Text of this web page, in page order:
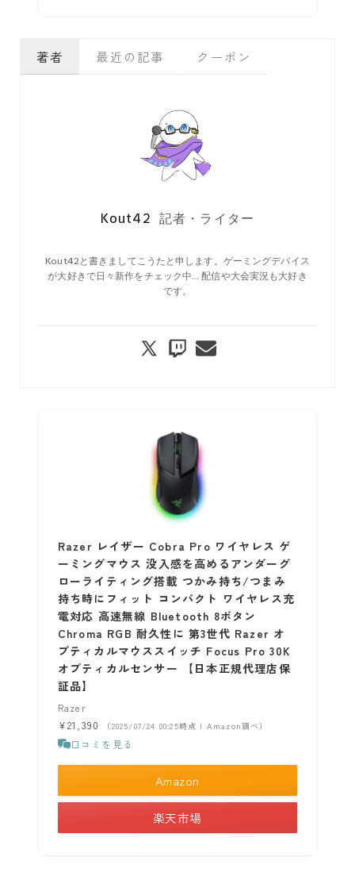
著者 最近の記事 クーポン
Kout42 記者・ライター
Kout42と書きましてこうたと申します。ゲーミングデバイス
が大好きで日々新作をチェック中… 配信や大会実況も大好き
です。
Razer レイザー Cobra Pro ワイヤレス ゲ
ーミングマウス 没入感を高めるアンダーグ
ローライティング搭載 つかみ持ち/つまみ
持ち時にフィット コンパクト ワイヤレス充
電対応 高速無線 Bluetooth 8ボタン
Chroma RGB 耐久性に 第3世代 Razer オ
プティカルマウススイッチ Focus Pro 30K
オプティカルセンサー 【日本正規代理店保
証品】
Razer
¥21,390
（2025/07/24 00:25時点 | Amazon調べ）
口コミを見る
Amazon
楽天市場